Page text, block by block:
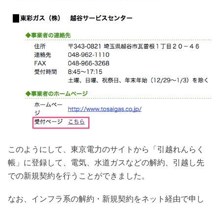
このようにして、東京電力のサイトから「引越れんらく
帳」に登録して、電気、水道ガスなどの解約、引越し先
での新規契約を行うことができました。
なお、インフラ系の解約・新規契約をネット経由で申し